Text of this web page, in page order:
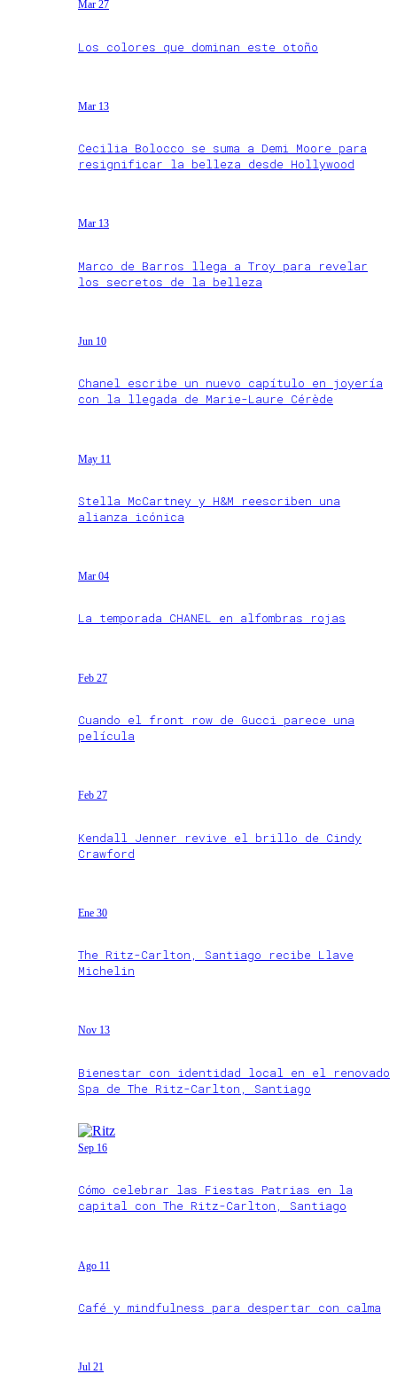
Mar 27
Los colores que dominan este otoño
Mar 13
Cecilia Bolocco se suma a Demi Moore para
resignificar la belleza desde Hollywood
Mar 13
Marco de Barros llega a Troy para revelar
los secretos de la belleza
Jun 10
Chanel escribe un nuevo capítulo en joyería
con la llegada de Marie-Laure Cérède
May 11
Stella McCartney y H&M reescriben una
alianza icónica
Mar 04
La temporada CHANEL en alfombras rojas
Feb 27
Cuando el front row de Gucci parece una
película
Feb 27
Kendall Jenner revive el brillo de Cindy
Crawford
Ene 30
The Ritz-Carlton, Santiago recibe Llave
Michelin
Nov 13
Bienestar con identidad local en el renovado
Spa de The Ritz-Carlton, Santiago
Sep 16
Cómo celebrar las Fiestas Patrias en la
capital con The Ritz-Carlton, Santiago
Ago 11
Café y mindfulness para despertar con calma
Jul 21